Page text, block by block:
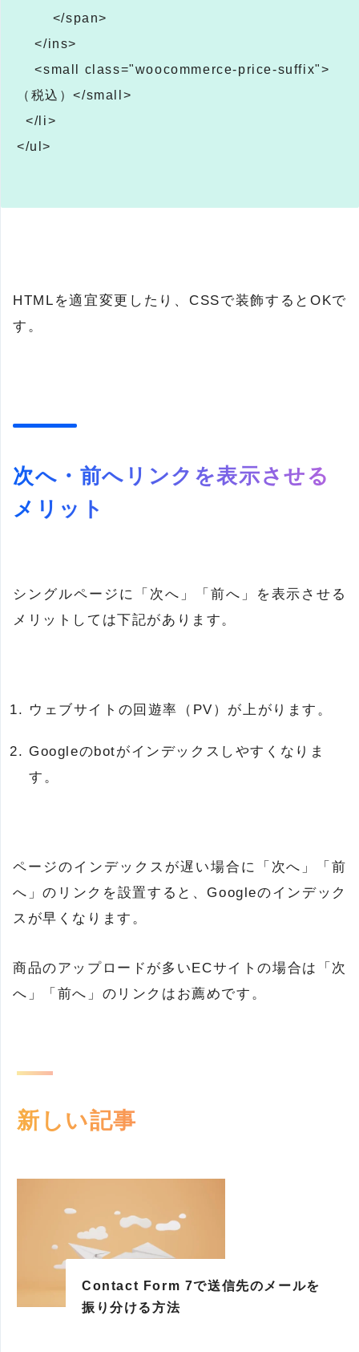
</span>
</ins>
<small class="woocommerce-price-suffix">
（税込）</small>
</li>
</ul>
HTMLを適宜変更したり、CSSで装飾するとOKで
す。
次へ・前へリンクを表示させる
メリット
シングルページに「次へ」「前へ」を表示させる
メリットしては下記があります。
ウェブサイトの回遊率（PV）が上がります。
Googleのbotがインデックスしやすくなりま
す。
ページのインデックスが遅い場合に「次へ」「前
へ」のリンクを設置すると、Googleのインデック
スが早くなります。
商品のアップロードが多いECサイトの場合は「次
へ」「前へ」のリンクはお薦めです。
新しい記事
Contact Form 7で送信先のメールを
振り分ける方法